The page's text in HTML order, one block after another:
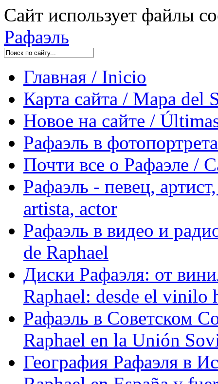
Сайт использует файлы
Рафаэль
Главная / Inicio
Карта сайта / Mapa del
Новое на сайте /
Рафаэль в
Почти все о Рафаэле /
Рафаэль - певец,
artista, actor
Рафаэль в видео и
de Raphael
Диски Рафаэля: от
Raphael: desde el vinilo
Рафаэль в Советском
Raphael en la Unión
География Рафаэля в